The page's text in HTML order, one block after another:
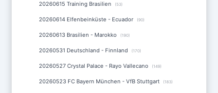
20260615 Training Brasilien (53)
20260614 Elfenbeinküste - Ecuador (90)
20260613 Brasilien - Marokko (190)
20260531 Deutschland - Finnland (170)
20260527 Crystal Palace - Rayo Vallecano (149)
20260523 FC Bayern München - VfB Stuttgart (183)